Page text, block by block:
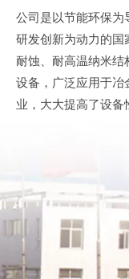
公司是以节能环保为
研发创新为动力的国
耐蚀、耐高温纳米结
设备，广泛应用于冶
业，大大提高了设备